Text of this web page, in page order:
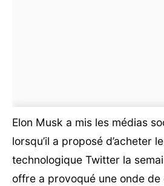
Elon Musk a mis les médias
lorsqu’il a proposé d’acheter
technologique Twitter la
offre a provoqué une onde de